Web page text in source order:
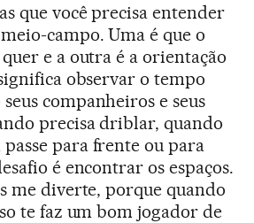
que você precisa entender
campo. Uma é que o
e a outra é a orientação
observar o tempo
companheiros e seus
precisa driblar, quando
para frente ou para
é encontrar os espaços.
me diverte, porque quando
te faz um bom jogador de